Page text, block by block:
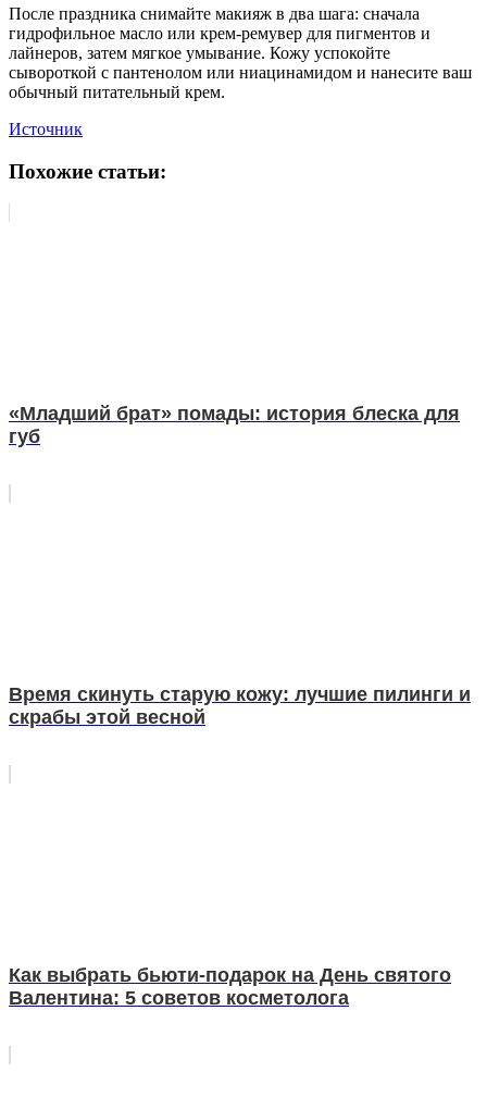
После праздника снимайте макияж в два шага: сначала
гидрофильное масло или крем-ремувер для пигментов и
лайнеров, затем мягкое умывание. Кожу успокойте
сывороткой с пантенолом или ниацинамидом и нанесите ваш
обычный питательный крем.
Источник
Похожие статьи:
«Младший брат» помады: история блеска для
губ
Время скинуть старую кожу: лучшие пилинги и
скрабы этой весной
Как выбрать бьюти-подарок на День святого
Валентина: 5 советов косметолога